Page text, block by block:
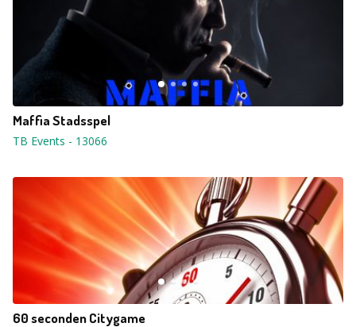
Maffia Stadsspel
TB Events - 13066
60 seconden Citygame